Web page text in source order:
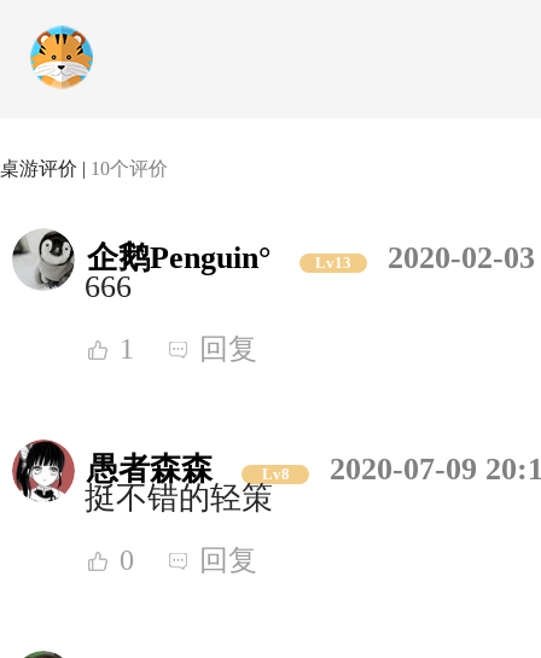
桌游评价 | 10个评价
企鹅Penguin° Lv13
2020-02-
666
1 回复
愚者森森 Lv8
2020-07-09
挺不错的轻策
0 回复